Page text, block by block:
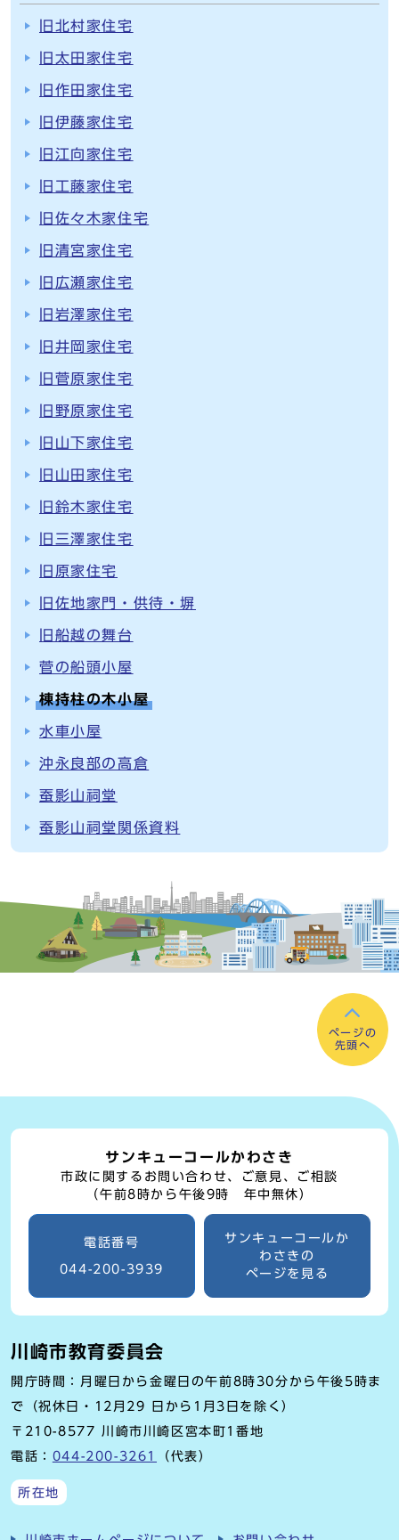
旧北村家住宅
旧太田家住宅
旧作田家住宅
旧伊藤家住宅
旧江向家住宅
旧工藤家住宅
旧佐々木家住宅
旧清宮家住宅
旧広瀬家住宅
旧岩澤家住宅
旧井岡家住宅
旧菅原家住宅
旧野原家住宅
旧山下家住宅
旧山田家住宅
旧鈴木家住宅
旧三澤家住宅
旧原家住宅
旧佐地家門・供待・塀
旧船越の舞台
菅の船頭小屋
棟持柱の木小屋
水車小屋
沖永良部の高倉
蚕影山祠堂
蚕影山祠堂関係資料
ページの
先頭へ
サンキューコールかわさき
市政に関するお問い合わせ、ご意見、ご相談
（午前8時から午後9時 年中無休）
電話番号
044-200-3939
サンキューコールか
わさきの
ページを見る
川崎市教育委員会
開庁時間：月曜日から金曜日の午前8時30分から午後5時ま
で（祝休日・12月29 日から1月3日を除く）
〒210-8577 川崎市川崎区宮本町1番地
電話： 044-200-3261 （代表）
所在地